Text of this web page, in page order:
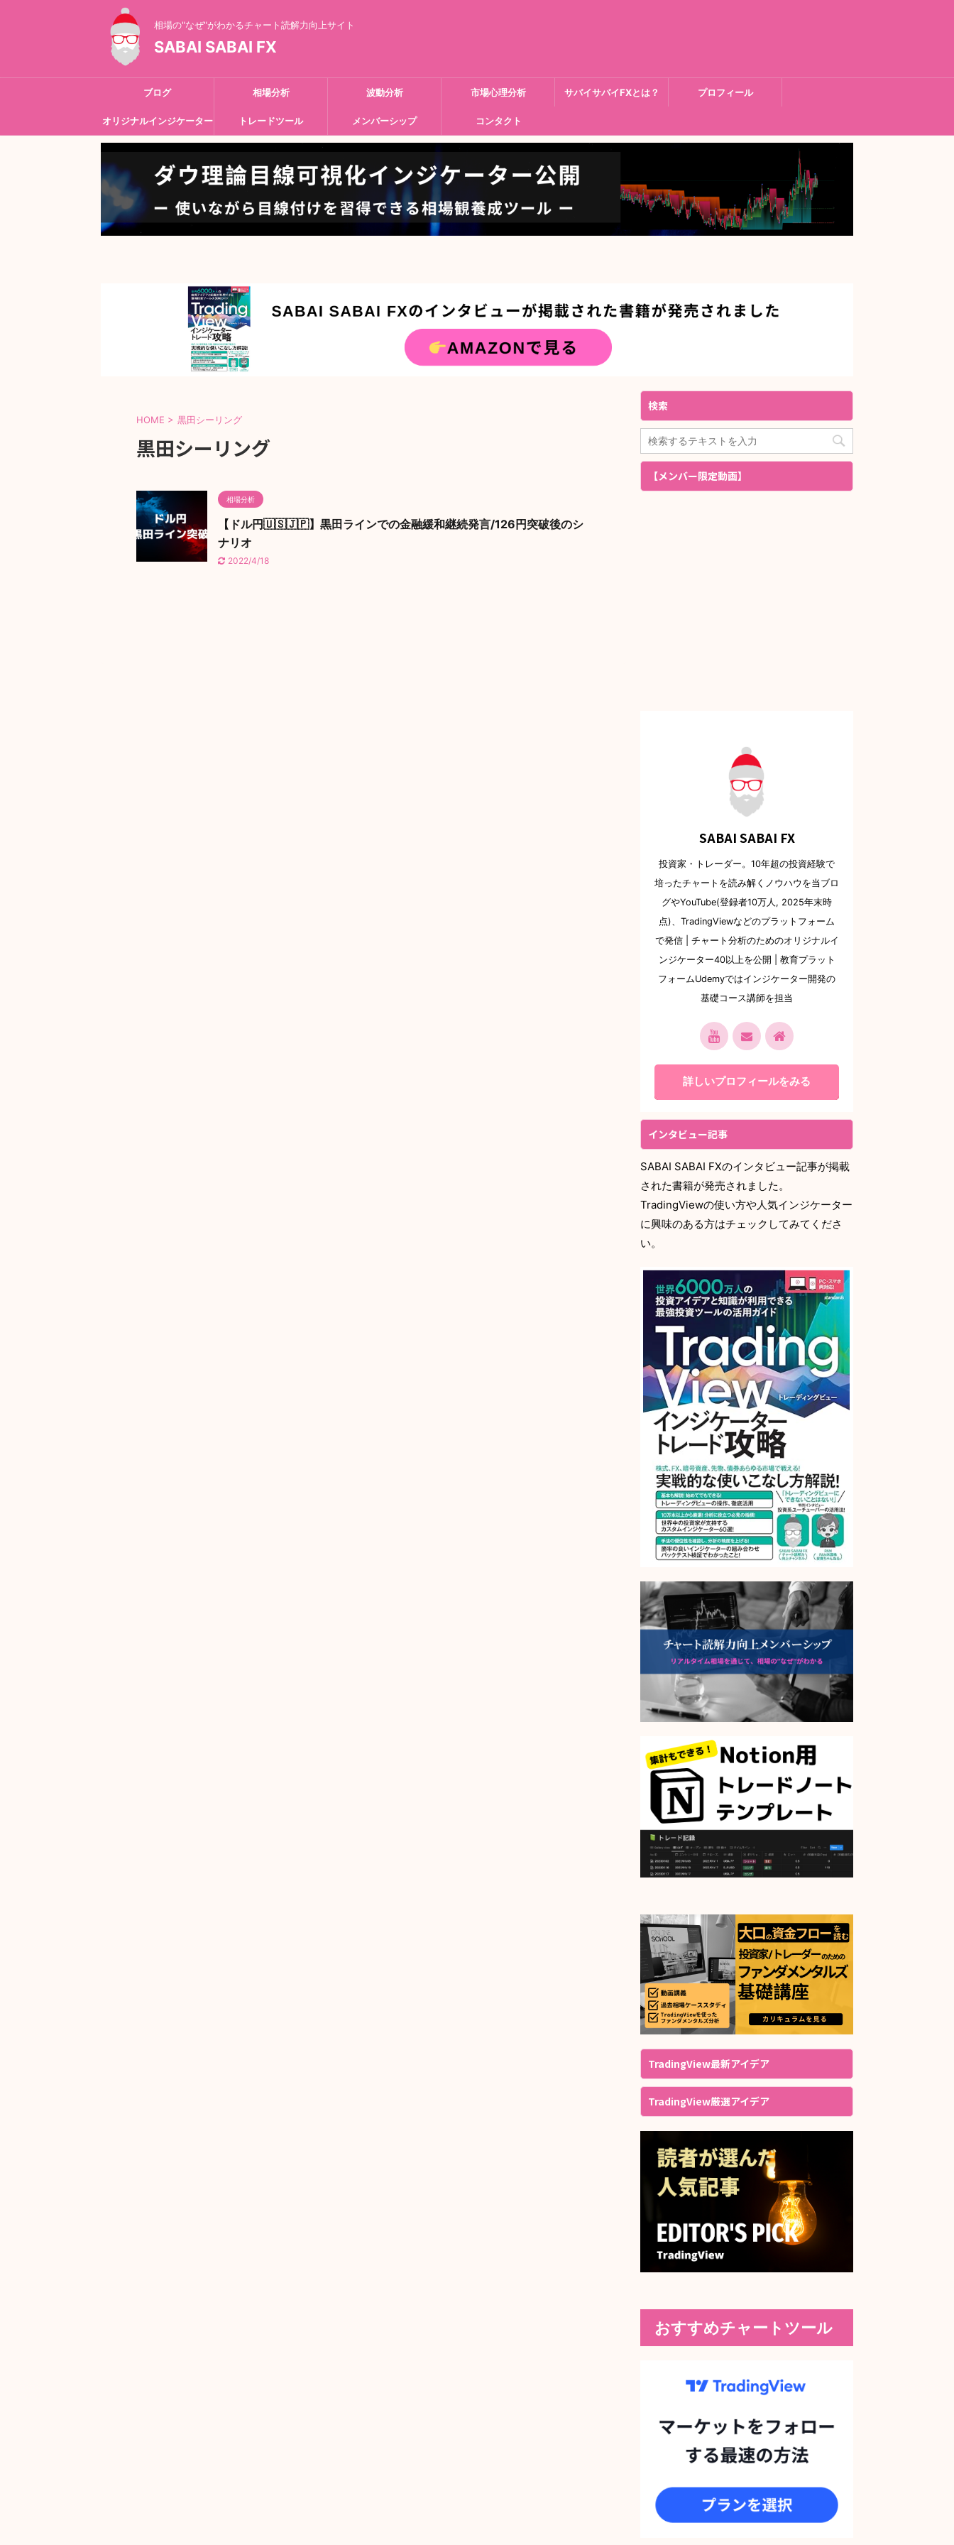
相場の"なぜ"がわかるチャート読解力向上サイト
SABAI SABAI FX
ブログ 相場分析 波動分析 市場心理分析 サバイサバイFXとは？ プロフィール
オリジナルインジケーター トレードツール メンバーシップ コンタクト
HOME > 黒田シーリング
黒田シーリング
相場分析
【ドル円🇺🇸🇯🇵】黒田ラインでの金融緩和継続発言/126円突破後のシ
ナリオ
2022/4/18
検索
【メンバー限定動画】
SABAI SABAI FX
投資家・トレーダー。10年超の投資経験で
培ったチャートを読み解くノウハウを当ブロ
グやYouTube(登録者10万人, 2025年末時
点)、TradingViewなどのプラットフォーム
で発信 | チャート分析のためのオリジナルイ
ンジケーター40以上を公開 | 教育プラット
フォームUdemyではインジケーター開発の
基礎コース講師を担当
詳しいプロフィールをみる
インタビュー記事
SABAI SABAI FXのインタビュー記事が掲載
された書籍が発売されました。
TradingViewの使い方や人気インジケーター
に興味のある方はチェックしてみてくださ
い。
TradingView最新アイデア
TradingView厳選アイデア
おすすめチャートツール